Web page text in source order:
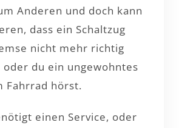
Anderen und doch kann
dass ein Schaltzug
nicht mehr richtig
du ein ungewohntes
Fahrrad hörst.
einen Service, oder